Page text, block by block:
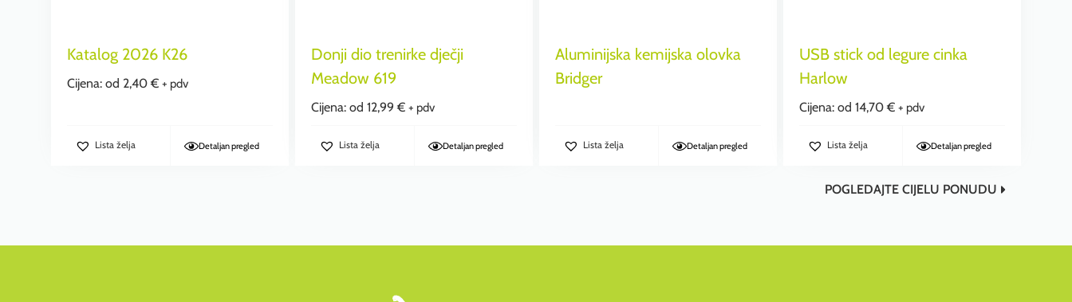
Katalog 2026 K26
Cijena: od 2,40€ + pdv
Lista želja Detaljan pregled
Donji dio trenirke dječji
Meadow 619
Cijena: od 12,99€ + pdv
Lista želja Detaljan pregled
Aluminijska kemijska olovka
Bridger
Lista želja Detaljan pregled
USB stick od legure cinka
Harlow
Cijena: od14,70€ + pdv
Lista želja Detaljan pregled
POGLEDAJTE CIJELU PONUDU